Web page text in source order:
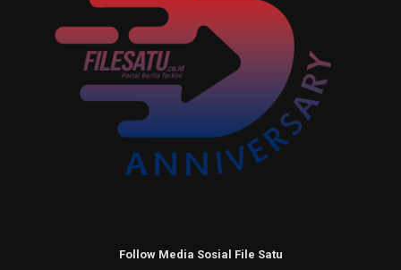
Follow Media Sosial File Satu